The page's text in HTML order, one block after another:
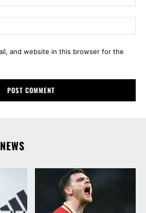
and website in this browser for the